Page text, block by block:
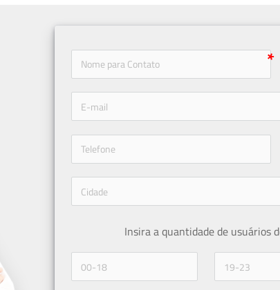
Insira a quantidade de usuários